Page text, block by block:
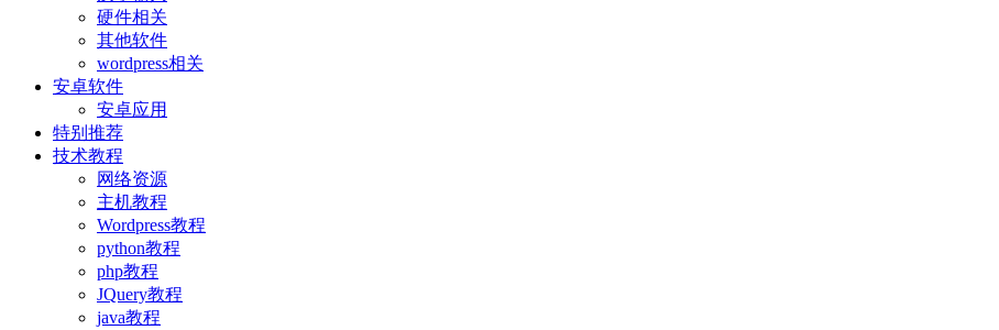
硬件相关
其他软件
wordpress相关
安卓软件
安卓应用
特别推荐
技术教程
网络资源
主机教程
Wordpress教程
python教程
php教程
JQuery教程
java教程